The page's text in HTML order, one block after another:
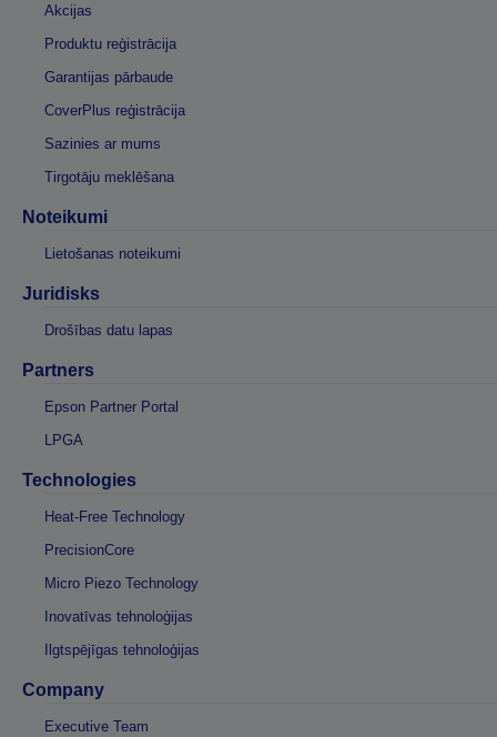
Akcijas
Produktu reģistrācija
Garantijas pārbaude
CoverPlus reģistrācija
Sazinies ar mums
Tirgotāju meklēšana
Noteikumi
Lietošanas noteikumi
Juridisks
Drošības datu lapas
Partners
Epson Partner Portal
LPGA
Technologies
Heat-Free Technology
PrecisionCore
Micro Piezo Technology
Inovatīvas tehnoloģijas
Ilgtspējīgas tehnoloģijas
Company
Executive Team